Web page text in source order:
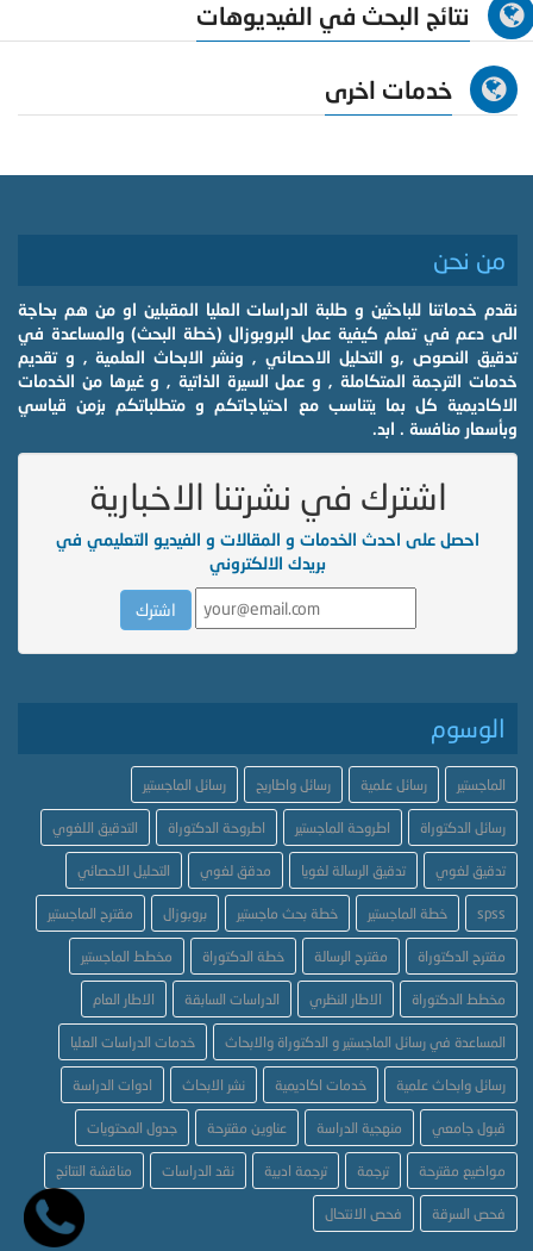
نتائج البحث في الفيديوهات
خدمات اخرى
من نحن
نقدم خدماتنا للباحثين و طلبة الدراسات العليا المقبلين او من هم بحاجة
الى دعم في تعلم كيفية عمل البروبوزال (خطة البحث) والمساعدة في
تدقيق النصوص ,و التحليل الاحصائي , ونشر الابحاث العلمية , و تقديم
خدمات الترجمة المتكاملة , و عمل السيرة الذاتية , و غيرها من الخدمات
الاكاديمية كل بما يتناسب مع احتياجاتكم و متطلباتكم بزمن قياسي
وبأسعار منافسة . ابد.
اشترك في نشرتنا الاخبارية
احصل على احدث الخدمات و المقالات و الفيديو التعليمي في
بريدك الالكتروني
الوسوم
الماجستير رسائل علمية رسائل واطاريح رسائل الماجستير
رسائل الدكتوراة اطروحة الماجستير اطروحة الدكتوراة التدقيق اللغوي
تدقيق لغوي تدقيق الرسالة لغويا مدقق لغوي التحليل الاحصائي
spss خطة الماجستير خطة بحث ماجستير بروبوزال مقترح الماجستير
مقترح الدكتوراة مقترح الرسالة خطة الدكتوراة مخطط الماجستير
مخطط الدكتوراة الاطار النظري الدراسات السابقة الاطار العام
المساعدة في رسائل الماجستير و الدكتوراة والابحاث خدمات الدراسات العليا
رسائل وابحاث علمية خدمات اكاديمية نشر الابحاث ادوات الدراسة
قبول جامعي منهجية الدراسة عناوين مقترحة جدول المحتويات
مواضيع مقترحة ترجمة ترجمة ادبية نقد الدراسات مناقشة النتائج
فحص السرقة فحص الانتحال